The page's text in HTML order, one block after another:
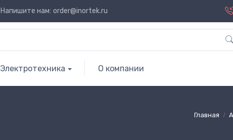
Напишите нам: order@inortek.ru
Электротехника О компании
Главная